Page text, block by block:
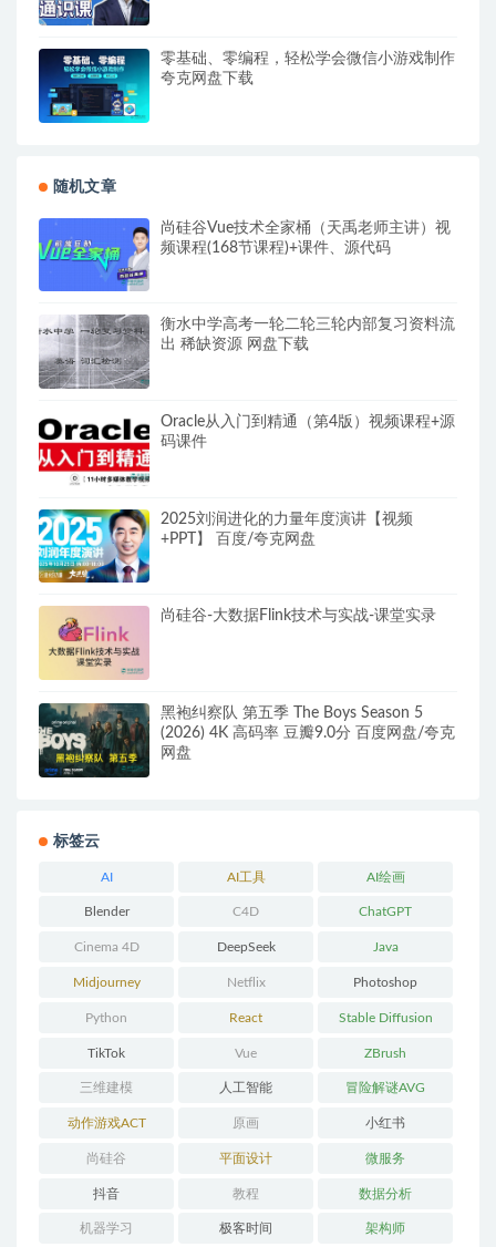
零基础、零编程，轻松学会微信小游戏制作
夸克网盘下载
随机文章
尚硅谷Vue技术全家桶（天禹老师主讲）视
频课程(168节课程)+课件、源代码
衡水中学高考一轮二轮三轮内部复习资料流
出 稀缺资源 网盘下载
Oracle从入门到精通（第4版）视频课程+源
码课件
2025刘润进化的力量年度演讲【视频
+PPT】 百度/夸克网盘
尚硅谷-大数据Flink技术与实战-课堂实录
黑袍纠察队 第五季 The Boys Season 5
(2026) 4K 高码率 豆瓣9.0分 百度网盘/夸克
网盘
标签云
AI AI工具 AI绘画
Blender C4D ChatGPT
Cinema 4D DeepSeek Java
Midjourney Netflix Photoshop
Python React Stable Diffusion
TikTok Vue ZBrush
三维建模 人工智能 冒险解谜AVG
动作游戏ACT 原画 小红书
尚硅谷 平面设计 微服务
抖音 教程 数据分析
机器学习 极客时间 架构师